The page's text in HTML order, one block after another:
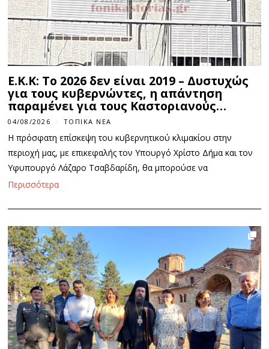
E.K.K: Το 2026 δεν είναι 2019 – Δυστυχώς
για τους κυβερνώντες, η απάντηση
παραμένει για τους Καστοριανούς…
04/08/2026 ΤΟΠΙΚΆ ΝΈΑ
Η πρόσφατη επίσκεψη του κυβερνητικού κλιμακίου στην
περιοχή μας, με επικεφαλής τον Υπουργό Χρίστο Δήμα και τον
Υφυπουργό Λάζαρο Τσαβδαρίδη, θα μπορούσε να
Περισσότερα